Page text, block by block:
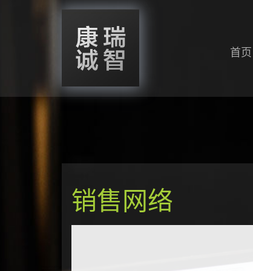
首页
销售网络